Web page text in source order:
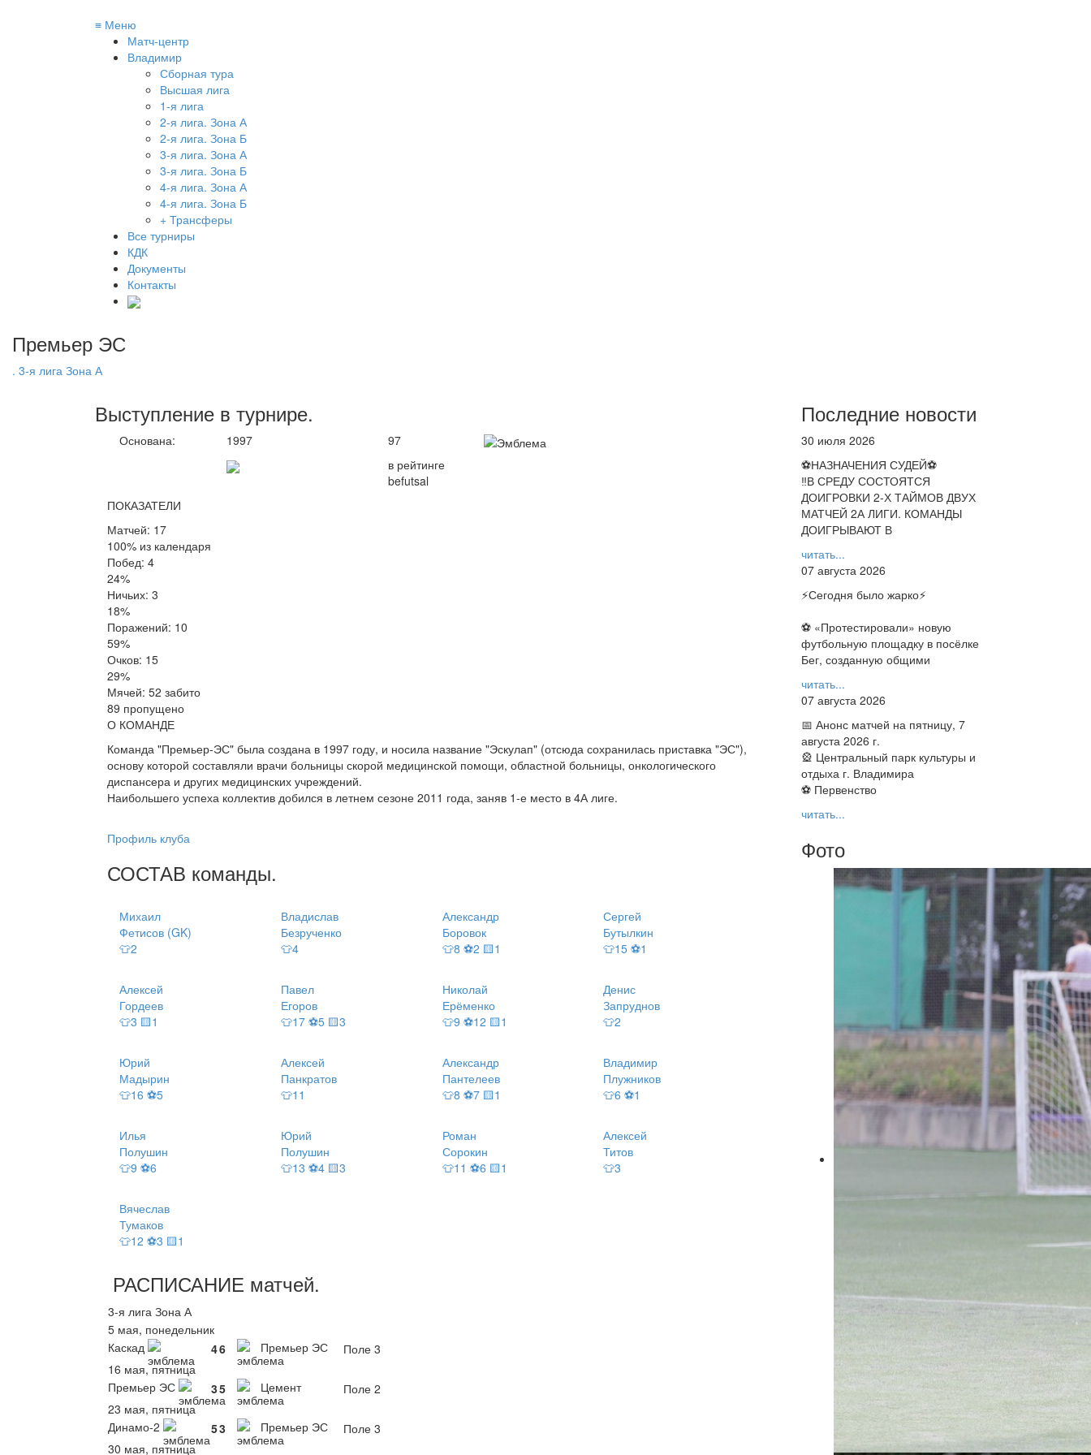
≡ Меню
Матч-центр
Владимир
Сборная тура
Высшая лига
1-я лига
2-я лига. Зона А
2-я лига. Зона Б
3-я лига. Зона А
3-я лига. Зона Б
4-я лига. Зона А
4-я лига. Зона Б
+ Трансферы
Все турниры
КДК
Документы
Контакты
Премьер ЭС
. 3-я лига Зона А
Выступление в турнире.
Основана: 1997
97
в рейтинге
befutsal
ПОКАЗАТЕЛИ
Матчей: 17
100% из календаря
Побед: 4
24%
Ничьих: 3
18%
Поражений: 10
59%
Очков: 15
29%
Мячей: 52 забито
89 пропущено
О КОМАНДЕ
Команда "Премьер-ЭС" была создана в 1997 году, и носила название "Эскулап" (отсюда сохранилась приставка "ЭС"),
основу которой составляли врачи больницы скорой медицинской помощи, областной больницы, онкологического
диспансера и других медицинских учреждений.
Наибольшего успеха коллектив добился в летнем сезоне 2011 года, заняв 1-е место в 4А лиге.
Профиль клуба
СОСТАВ команды.
Михаил
Фетисов (GK)
👕2
Владислав
Безрученко
👕4
Александр
Боровок
👕8 ⚽2 🟨1
Сергей
Бутылкин
👕15 ⚽1
Алексей
Гордеев
👕3 🟨1
Павел
Егоров
👕17 ⚽5 🟨3
Николай
Ерёменко
👕9 ⚽12 🟨1
Денис
Запруднов
👕2
Юрий
Мадырин
👕16 ⚽5
Алексей
Панкратов
👕11
Александр
Пантелеев
👕8 ⚽7 🟨1
Владимир
Плужников
👕6 ⚽1
Илья
Полушин
👕9 ⚽6
Юрий
Полушин
👕13 ⚽4 🟨3
Роман
Сорокин
👕11 ⚽6 🟨1
Алексей
Титов
👕3
Вячеслав
Тумаков
👕12 ⚽3 🟨1
РАСПИСАНИЕ матчей.
3-я лига Зона А
5 мая, понедельник
Каскад
46 Премьер ЭС
Поле 3
16 мая, пятница
Премьер ЭС
35 Цемент
Поле 2
23 мая, пятница
Динамо-2
53 Премьер ЭС
Поле 3
30 мая, пятница
Последние новости
30 июля 2026
⚽НАЗНАЧЕНИЯ СУДЕЙ⚽
‼В СРЕДУ СОСТОЯТСЯ
ДОИГРОВКИ 2-Х ТАЙМОВ ДВУХ
МАТЧЕЙ 2А ЛИГИ. КОМАНДЫ
ДОИГРЫВАЮТ В
читать...
07 августа 2026
⚡️Сегодня было жарко⚡️
⚽ ️«Протестировали» новую
футбольную площадку в посёлке
Бег, созданную общими
читать...
07 августа 2026
📅 Анонс матчей на пятницу, 7
августа 2026 г.
🎡 Центральный парк культуры и
отдыха г. Владимира
⚽ Первенство
читать...
Фото